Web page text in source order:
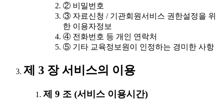
② 비밀번호
③ 자료신청 / 기관회원서비스 권한설정을 위
한 이용자정보
④ 전화번호 등 개인 연락처
⑤ 기타 교육정보원이 인정하는 경미한 사항
제 3 장 서비스의 이용
제 9 조 (서비스 이용시간)